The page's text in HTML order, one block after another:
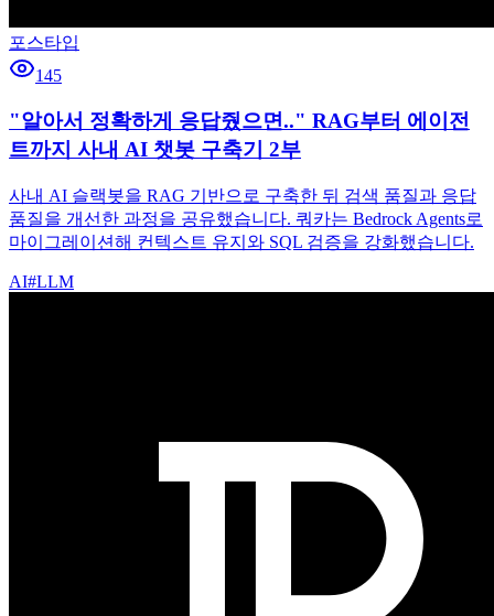
포스타입
145
"알아서 정확하게 응답줬으면.." RAG부터 에이전
트까지 사내 AI 챗봇 구축기 2부
사내 AI 슬랙봇을 RAG 기반으로 구축한 뒤 검색 품질과 응답
품질을 개선한 과정을 공유했습니다. 쿼카는 Bedrock Agents로
마이그레이션해 컨텍스트 유지와 SQL 검증을 강화했습니다.
AI#LLM